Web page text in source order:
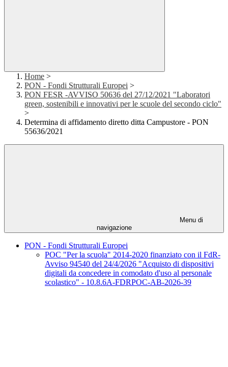
Home >
PON - Fondi Strutturali Europei >
PON FESR -AVVISO 50636 del 27/12/2021 "Laboratori
green, sostenibili e innovativi per le scuole del secondo ciclo"
>
Determina di affidamento diretto ditta Campustore - PON
55636/2021
Menu di
navigazione
PON - Fondi Strutturali Europei
POC "Per la scuola" 2014-2020 finanziato con il FdR-
Avviso 94540 del 24/4/2026 "Acquisto di dispositivi
digitali da concedere in comodato d'uso al personale
scolastico" - 10.8.6A-FDRPOC-AB-2026-39